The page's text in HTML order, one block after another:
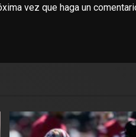
vez que haga un